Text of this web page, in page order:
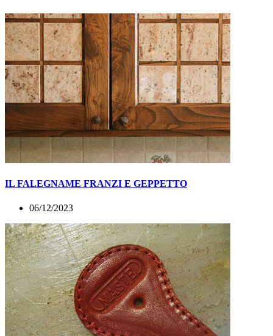
IL FALEGNAME FRANZI E GEPPETTO
06/12/2023